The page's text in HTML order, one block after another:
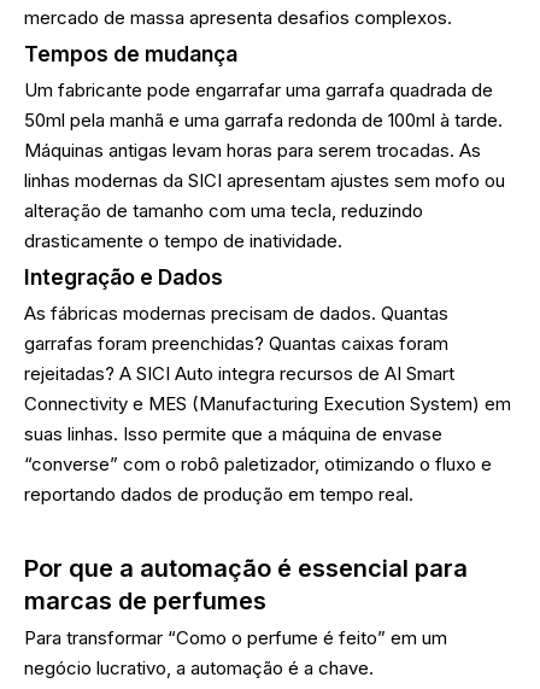
mercado de massa apresenta desafios complexos.
Tempos de mudança
Um fabricante pode engarrafar uma garrafa quadrada de
50ml pela manhã e uma garrafa redonda de 100ml à tarde.
Máquinas antigas levam horas para serem trocadas. As
linhas modernas da SICI apresentam ajustes sem mofo ou
alteração de tamanho com uma tecla, reduzindo
drasticamente o tempo de inatividade.
Integração e Dados
As fábricas modernas precisam de dados. Quantas
garrafas foram preenchidas? Quantas caixas foram
rejeitadas? A SICI Auto integra recursos de AI Smart
Connectivity e MES (Manufacturing Execution System) em
suas linhas. Isso permite que a máquina de envase
“converse” com o robô paletizador, otimizando o fluxo e
reportando dados de produção em tempo real.
Por que a automação é essencial para
marcas de perfumes
Para transformar “Como o perfume é feito” em um
negócio lucrativo, a automação é a chave.